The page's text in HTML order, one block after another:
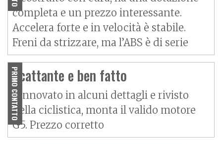
completa e un prezzo interessante.
Accelera forte e in velocità è stabile.
Freni da strizzare, ma l’ABS è di serie
PRIMO CONTATTO
Scattante e ben fatto
Rinnovato in alcuni dettagli e rivisto
nella ciclistica, monta il valido motore
G5. Prezzo corretto